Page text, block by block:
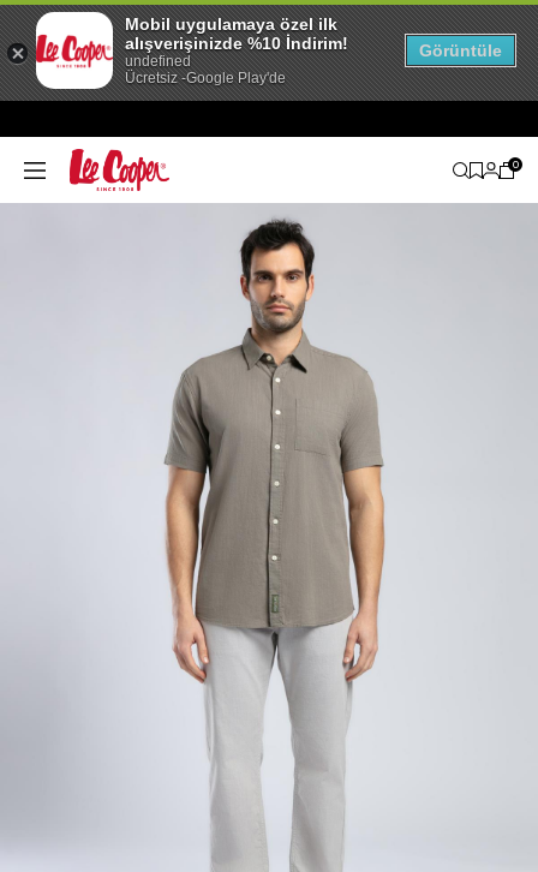
0
Mobil uygulamaya özel ilk
alışverişinizde %10 İndirim!
undefined
Ücretsiz -Google Play'de
Görüntüle